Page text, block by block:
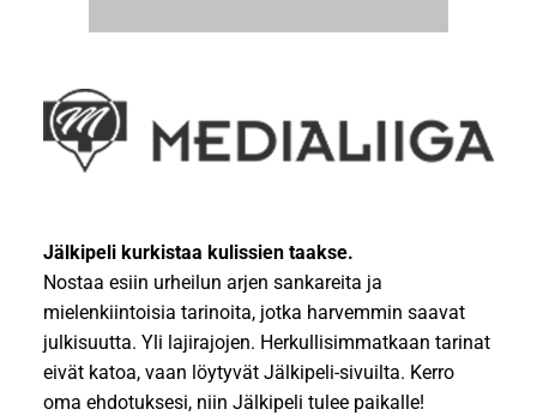
Jälkipeli kurkistaa kulissien taakse.
Nostaa esiin urheilun arjen sankareita ja
mielenkiintoisia tarinoita, jotka harvemmin saavat
julkisuutta. Yli lajirajojen. Herkullisimmatkaan tarinat
eivät katoa, vaan löytyvät Jälkipeli-sivuilta. Kerro
oma ehdotuksesi, niin Jälkipeli tulee paikalle!